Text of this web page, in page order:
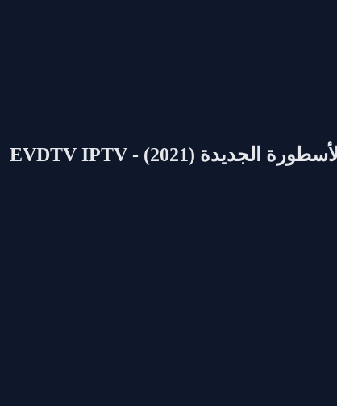
(2021)
- EVDTV IPTV